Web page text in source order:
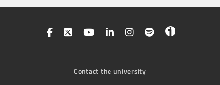
Contact the university